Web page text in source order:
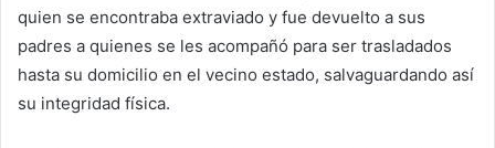
quien se encontraba extraviado y fue devuelto a sus
padres a quienes se les acompañó para ser trasladados
hasta su domicilio en el vecino estado, salvaguardando así
su integridad física.